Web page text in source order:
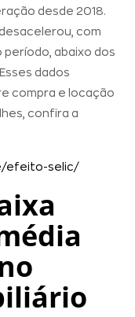
desde 2018.
com
período, abaixo dos
dados
compra e locação
confira a
efeito-selic/: